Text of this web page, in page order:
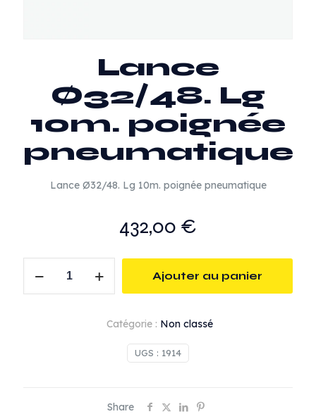
Lance
Ø32/48. Lg
10m. poignée
pneumatique
Lance Ø32/48. Lg 10m. poignée pneumatique
432,00€
Ajouter au panier
UGS : 1914
Catégorie : Non classé
Share